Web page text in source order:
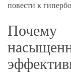
повести к